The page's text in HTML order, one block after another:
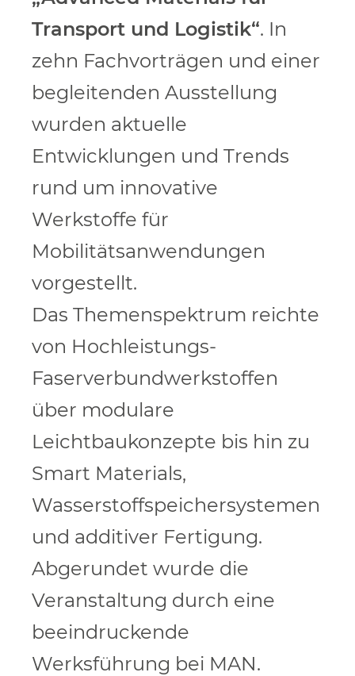
Transport und Logistik“. In
zehn Fachvorträgen und einer
begleitenden Ausstellung
wurden aktuelle
Entwicklungen und Trends
rund um innovative
Werkstoffe für
Mobilitätsanwendungen
vorgestellt.
Das Themenspektrum reichte
von Hochleistungs-
Faserverbundwerkstoffen
über modulare
Leichtbaukonzepte bis hin zu
Smart Materials,
Wasserstoffspeichersystemen
und additiver Fertigung.
Abgerundet wurde die
Veranstaltung durch eine
beeindruckende
Werksführung bei MAN.